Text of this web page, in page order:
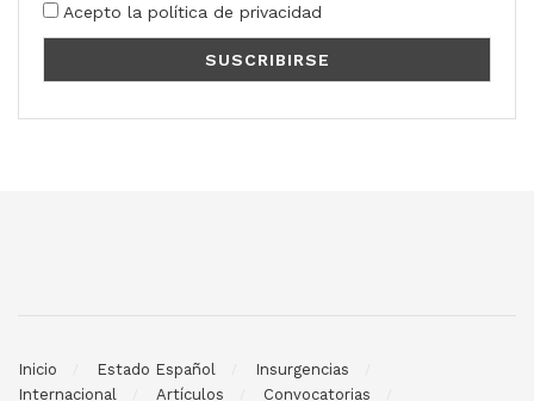
Acepto la política de privacidad
Inicio Estado Español
Insurgencias
Internacional
Artículos Convocatorias